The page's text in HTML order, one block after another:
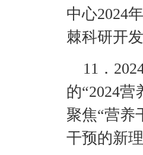
中心2024
棘科研开
11 ．
的“2024
聚焦“营养
干预的新